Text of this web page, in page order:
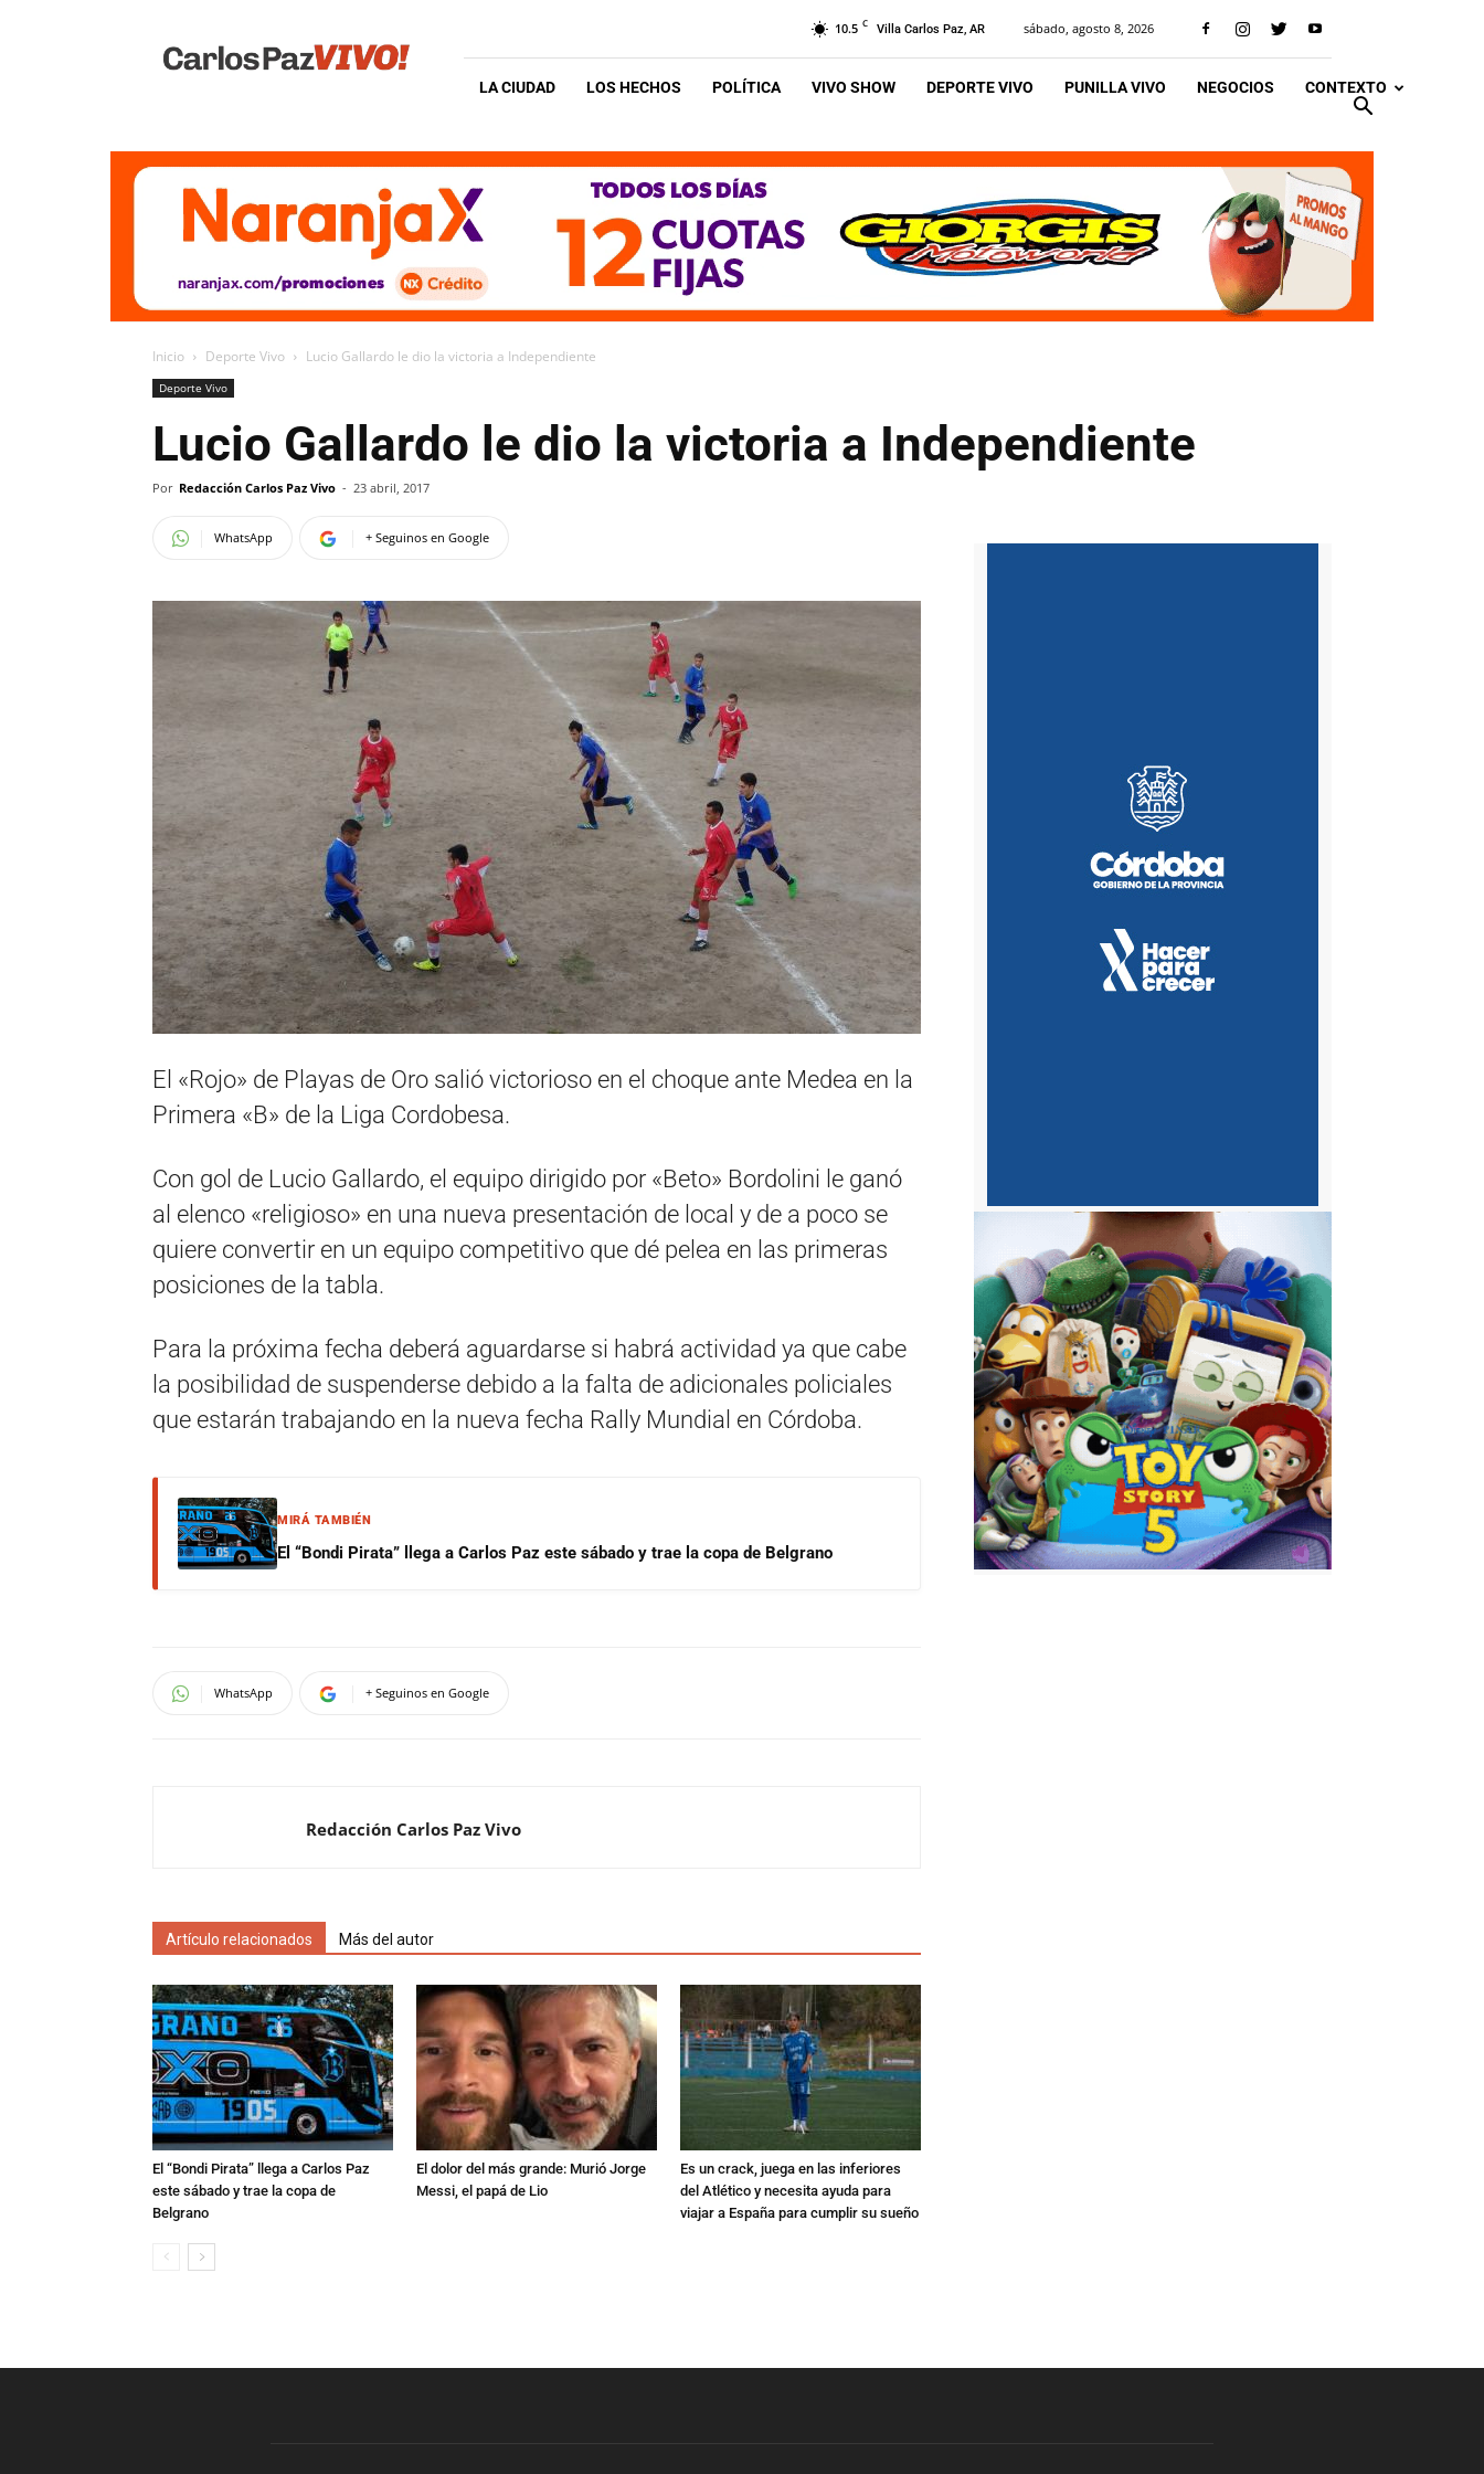
Vivo
10.5 C Villa Carlos Paz, AR sábado, agosto 8, 2026
LA CIUDAD LOS HECHOS POLÍTICA VIVO SHOW DEPORTE VIVO PUNILLA VIVO NEGOCIOS CONTEXTO
Inicio Deporte Vivo Lucio Gallardo le dio la victoria a Independiente
Deporte Vivo
Lucio Gallardo le dio la victoria a Independiente
Por Redacción Carlos Paz Vivo - 23 abril, 2017
WhatsApp + Seguinos en Google
El «Rojo» de Playas de Oro salió victorioso en el choque ante Medea en la
Primera «B» de la Liga Cordobesa.
Con gol de Lucio Gallardo, el equipo dirigido por «Beto» Bordolini le ganó
al elenco «religioso» en una nueva presentación de local y de a poco se
quiere convertir en un equipo competitivo que dé pelea en las primeras
posiciones de la tabla.
Para la próxima fecha deberá aguardarse si habrá actividad ya que cabe
la posibilidad de suspenderse debido a la falta de adicionales policiales
que estarán trabajando en la nueva fecha Rally Mundial en Córdoba.
MIRÁ TAMBIÉN
El “Bondi Pirata” llega a Carlos Paz este sábado y trae la copa de Belgrano
WhatsApp + Seguinos en Google
Redacción Carlos Paz Vivo
Artículo relacionados Más del autor
El “Bondi Pirata” llega a Carlos Paz
este sábado y trae la copa de
Belgrano
El dolor del más grande: Murió Jorge
Messi, el papá de Lio
Es un crack, juega en las inferiores
del Atlético y necesita ayuda para
viajar a España para cumplir su sueño